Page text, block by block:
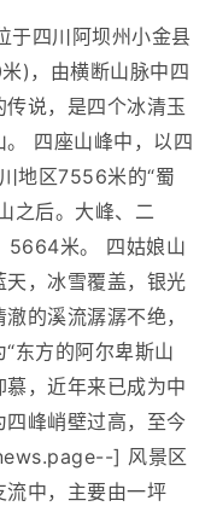
于四川阿坝州小金县
)，由横断山脉中四
说，是四个冰清玉
四座山峰中，以四
地区7556米的“蜀
之后。大峰、二
5664米。 四姑娘山
，冰雪覆盖，银光
的溪流潺潺不绝，
东方的阿尔卑斯山
，近年来已成为中
峰峭壁过高，至今
] 风景区
流中，主要由一坪